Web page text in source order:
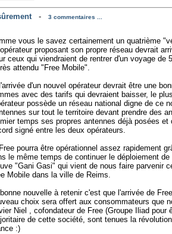
-
3 commentaires ...
vous le savez certainement un quatrième
proposant son propre réseau devrait
ceux qui viendraient de rentrer d'un voyage de
attendu "Free Mobile".
d'un nouvel opérateur devrait être une
avec des tarifs qui devraient baisser, le
possède un réseau national digne de ce
sur tout le territoire devant prendre des
temps ses propres antennes déjà posées
signé entre les deux opérateurs.
pourra être opérationnel assez rapidement
le même temps de continuer le déploiement
"Gani Gasi" qui vient de nous faire parvenir
Mobile dans la ville de Reims.
nouvelle à retenir c'est que l'arrivée de
choix sera offert aux consommateurs que
Niel , cofondateur de Free (Groupe Iliad pour
de cette société, sont tenues la
:)